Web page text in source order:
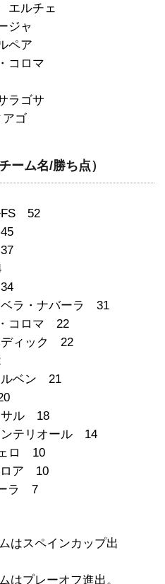
ルチェ
ジャ
ペア
コロマ
ラゴサ
ゴ
ーム名/勝ち点）
FS 52
ベラ・ナバーラ 31
コロマ 22
ディック 22
ルベン 21
サル 18
ンテリオール 14
ロ 10
ロア 10
ラ 7
はスペインカップ出
はプレーオフ進出。